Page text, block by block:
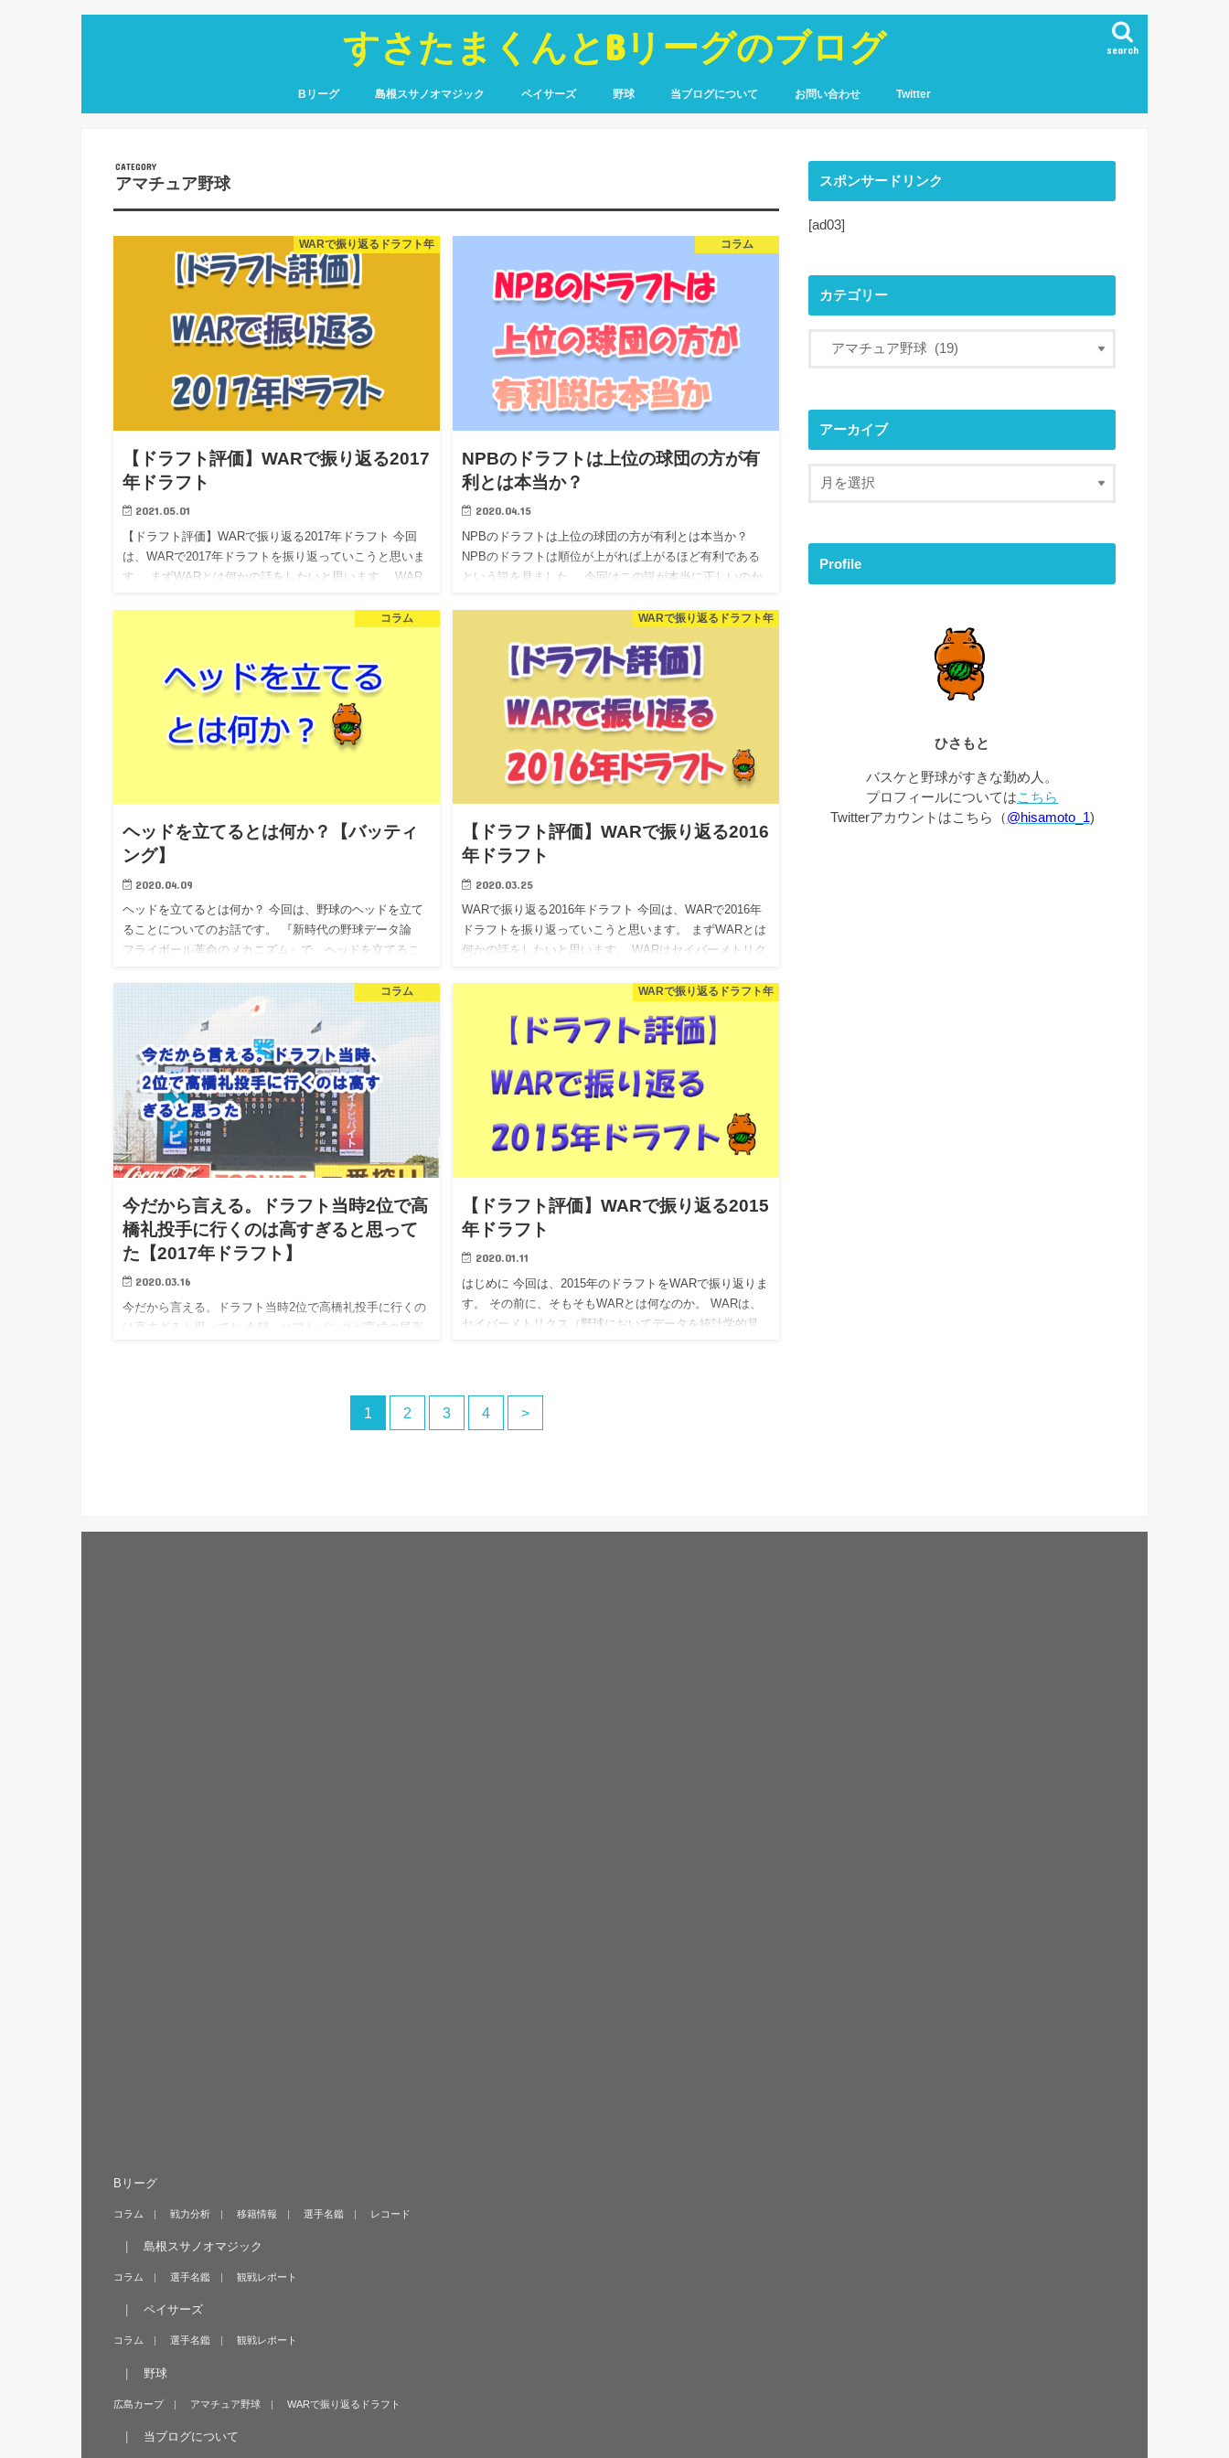
すさたまくんとBリーグのブログ search
Bリーグ 島根スサノオマジック ペイサーズ 野球 当ブログについて お問い合わせ Twitter
アマチュア野球
WARで振り返るドラフト年
【ドラフト評価】WARで振り返る2017
年ドラフト
2021.05.01
【ドラフト評価】WARで振り返る2017年ドラフト 今回
は、WARで2017年ドラフトを振り返っていこうと思いま
す。 まずWARとは何かの話をしたいと思います。 WAR
コラム
NPBのドラフトは上位の球団の方が有
利とは本当か？
2020.04.15
NPBのドラフトは上位の球団の方が有利とは本当か？
NPBのドラフトは順位が上がれば上がるほど有利である
という説を見ました。 今回はこの説が本当に正しいのか
コラム
ヘッドを立てるとは何か？【バッティ
ング】
2020.04.09
ヘッドを立てるとは何か？ 今回は、野球のヘッドを立て
ることについてのお話です。 『新時代の野球データ論
フライボール革命のメカニズム』で、ヘッドを立てるこ
そのまま実践す…
WARで振り返るドラフト年
【ドラフト評価】WARで振り返る2016
年ドラフト
2020.03.25
WARで振り返る2016年ドラフト 今回は、WARで2016年
ドラフトを振り返っていこうと思います。 まずWARとは
何かの話をしたいと思います。 WARはセイバーメトリク
コラム
今だから言える。ドラフト当時2位で高
橋礼投手に行くのは高すぎると思って
た【2017年ドラフト】
2020.03.16
今だから言える。ドラフト当時2位で高橋礼投手に行くの
は高すぎると思ってた 今朝、ソフトバンクが育成の尾形
WARで振り返るドラフト年
【ドラフト評価】WARで振り返る2015
年ドラフト
2020.01.11
はじめに 今回は、2015年のドラフトをWARで振り返りま
す。 その前に、そもそもWARとは何なのか。 WARは、
セイバーメトリクス（野球においてデータを統計学的見
1 2 3 4 >
スポンサードリンク
[ad03]
カテゴリー
アーカイブ
Profile
ひさもと
バスケと野球がすきな勤め人。
プロフィールについてはこちら
Twitterアカウントはこちら（@hisamoto_1)
Bリーグ
コラム 戦力分析 移籍情報 選手名鑑 レコード
島根スサノオマジック
コラム 選手名鑑 観戦レポート
ペイサーズ
コラム 選手名鑑 観戦レポート
野球
広島カープ アマチュア野球 WARで振り返るドラフト
当ブログについて